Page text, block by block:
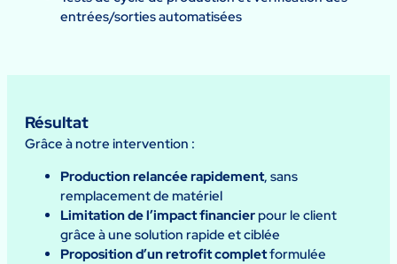
entrées/sorties automatisées
Résultat
Grâce à notre intervention :
Production relancée rapidement, sans
remplacement de matériel
Limitation de l’impact financierpour le client
grâce à une solution rapide et ciblée
Proposition d’un retrofit completformulée